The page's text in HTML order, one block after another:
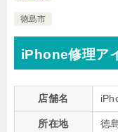
徳島市
iPhone修理ア
店舗名
所在地
徳